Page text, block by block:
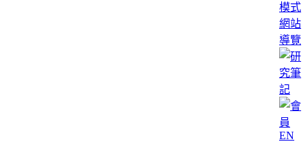
模式
網站
導覽
EN